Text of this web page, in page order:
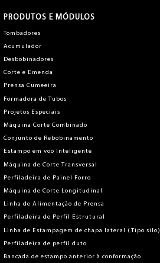
PRODUTOS E MÓDULOS
Tombadores
Acumulador
Desbobinadores
Corte e Emenda
Prensa Cumeeira
Formadora de Tubos
Projetos Especiais
Máquina Corte Combinado
Conjunto de Rebobinamento
Estampo em voo Inteligente
Máquina de Corte Transversal
Perfiladeira de Painel Forro
Máquina de Corte Longitudinal
Linha de Alimentação de Prensa
Perfiladeira de Perfil Estrutural
Linha de Estampagem de chapa lateral (Tipo silo)
Perfiladeira de perfil duto
Bancada de estampo anterior à conformação